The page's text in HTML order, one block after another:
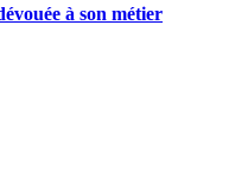
à son métier